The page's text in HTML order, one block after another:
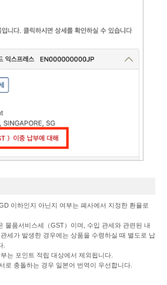
이하인지 아닌지 여부는 폐사에서 지정한 환율로
물품서비스세（GST）이며, 수입 관세와 관련된 내
세가 발생한 경우에는 상품을 수령하실 때 별도로 납
.
는 포인트 적립 대상에서 제외됩니다.
로 충돌하는 경우 일본어 번역이 우선합니다.